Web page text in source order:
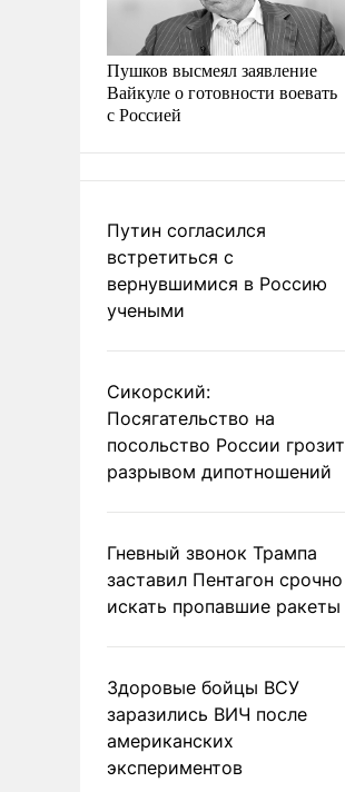
Пушков высмеял заявление
Вайкуле о готовности воевать
с Россией
Путин согласился
встретиться с
вернувшимися в Россию
учеными
Сикорский:
Посягательство на
посольство России грозит
разрывом дипотношений
Гневный звонок Трампа
заставил Пентагон срочно
искать пропавшие ракеты
Здоровые бойцы ВСУ
заразились ВИЧ после
американских
экспериментов